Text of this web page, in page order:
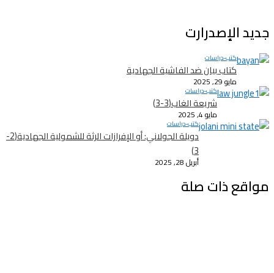
جديد الإصدرارت
كتب-دراسات
كتاب بيان ضد الفاشية الجهادية
مايو 29, 2025
كتب-دراسات
شريعة الغاب(3-3)
مايو 4, 2025
كتب-دراسات
دويلة الجولاني: أو الإفرازات الرثة للشمولية الجهادية(2-
3)
أبريل 28, 2025
مواقع ذات صلة